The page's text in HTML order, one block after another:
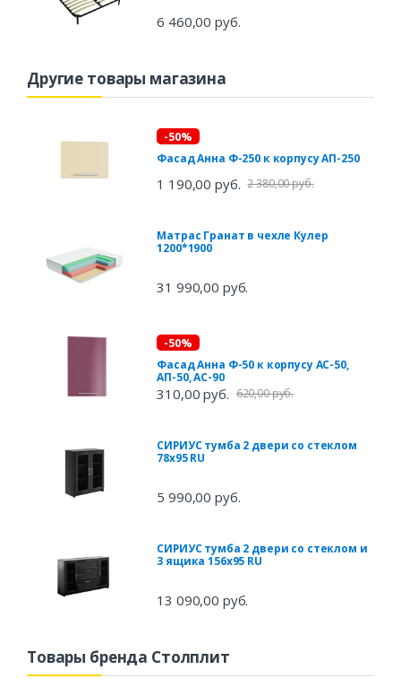
6 460,00 руб.
Другие товары магазина
-50%
Фасад Анна Ф-250 к корпусу АП-250
1 190,00 руб. 2 380,00 руб.
Матрас Гранат в чехле Кулер
1200*1900
31 990,00 руб.
-50%
Фасад Анна Ф-50 к корпусу АС-50,
АП-50, АС-90
310,00 руб. 620,00 руб.
СИРИУС тумба 2 двери со стеклом
78х95 RU
5 990,00 руб.
СИРИУС тумба 2 двери со стеклом и
3 ящика 156х95 RU
13 090,00 руб.
Товары бренда Столплит